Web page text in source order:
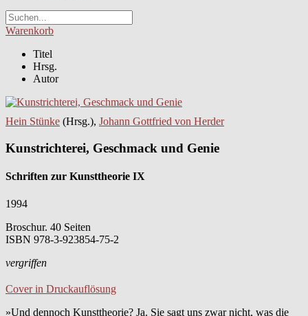
Warenkorb
Titel
Hrsg.
Autor
Hein Stünke (Hrsg.), Johann Gottfried von Herder
Kunstrichterei, Geschmack und Genie
Schriften zur Kunsttheorie IX
1994
Broschur. 40 Seiten
ISBN 978-3-923854-75-2
vergriffen
Cover in Druckauflösung
»Und dennoch Kunsttheorie? Ja. Sie sagt uns zwar nicht, was die